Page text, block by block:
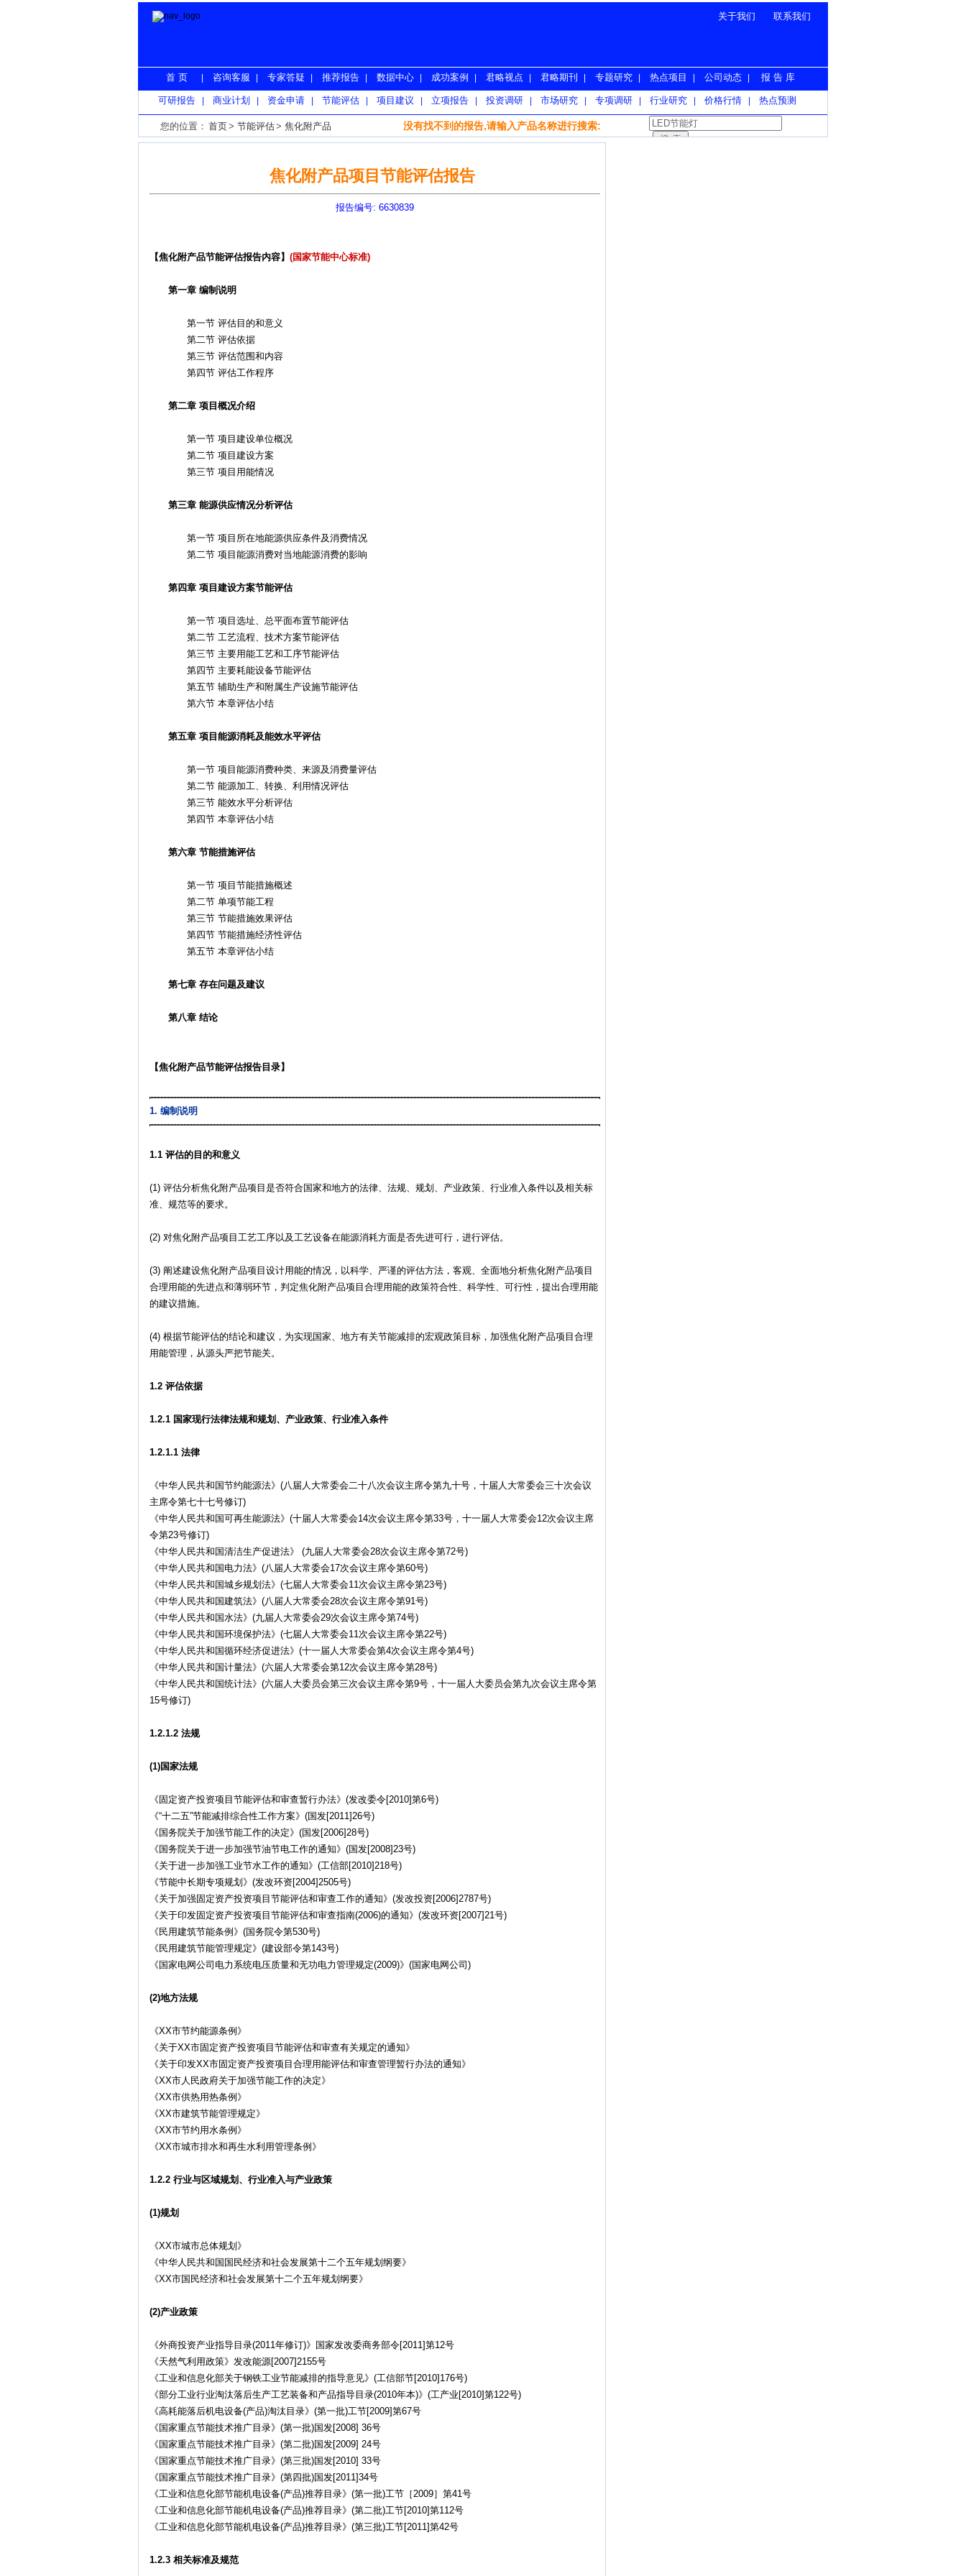
关于我们 联系我们
首 页 咨询客服 专家答疑 推荐报告 数据中心 成功案例 君略视点 君略期刊 专题研究 热点项目 公司动态 报 告 库
可研报告 商业计划 资金申请 节能评估 项目建议 立项报告 投资调研 市场研究 专项调研 行业研究 价格行情 热点预测
您的位置： 首页> 节能评估> 焦化附产品 没有找不到的报告,请输入产品名称进行搜索:
焦化附产品项目节能评估报告
报告编号: 6630839
【焦化附产品节能评估报告内容】 (国家节能中心标准)
第一章 编制说明
第一节 评估目的和意义
第二节 评估依据
第三节 评估范围和内容
第四节 评估工作程序
第二章 项目概况介绍
第一节 项目建设单位概况
第二节 项目建设方案
第三节 项目用能情况
第三章 能源供应情况分析评估
第一节 项目所在地能源供应条件及消费情况
第二节 项目能源消费对当地能源消费的影响
第四章 项目建设方案节能评估
第一节 项目选址、总平面布置节能评估
第二节 工艺流程、技术方案节能评估
第三节 主要用能工艺和工序节能评估
第四节 主要耗能设备节能评估
第五节 辅助生产和附属生产设施节能评估
第六节 本章评估小结
第五章 项目能源消耗及能效水平评估
第一节 项目能源消费种类、来源及消费量评估
第二节 能源加工、转换、利用情况评估
第三节 能效水平分析评估
第四节 本章评估小结
第六章 节能措施评估
第一节 项目节能措施概述
第二节 单项节能工程
第三节 节能措施效果评估
第四节 节能措施经济性评估
第五节 本章评估小结
第七章 存在问题及建议
第八章 结论
【焦化附产品节能评估报告目录】
1. 编制说明
1.1 评估的目的和意义
(1) 评估分析焦化附产品项目是否符合国家和地方的法律、法规、规划、产业政策、行业准入条件以及相关标
准、规范等的要求。
(2) 对焦化附产品项目工艺工序以及工艺设备在能源消耗方面是否先进可行，进行评估。
(3) 阐述建设焦化附产品项目设计用能的情况，以科学、严谨的评估方法，客观、全面地分析焦化附产品项目
合理用能的先进点和薄弱环节，判定焦化附产品项目合理用能的政策符合性、科学性、可行性，提出合理用能
的建议措施。
(4) 根据节能评估的结论和建议，为实现国家、地方有关节能减排的宏观政策目标，加强焦化附产品项目合理
用能管理，从源头严把节能关。
1.2 评估依据
1.2.1 国家现行法律法规和规划、产业政策、行业准入条件
1.2.1.1 法律
《中华人民共和国节约能源法》(八届人大常委会二十八次会议主席令第九十号，十届人大常委会三十次会议
主席令第七十七号修订)
《中华人民共和国可再生能源法》(十届人大常委会14次会议主席令第33号，十一届人大常委会12次会议主席
令第23号修订)
《中华人民共和国清洁生产促进法》 (九届人大常委会28次会议主席令第72号)
《中华人民共和国电力法》(八届人大常委会17次会议主席令第60号)
《中华人民共和国城乡规划法》(七届人大常委会11次会议主席令第23号)
《中华人民共和国建筑法》(八届人大常委会28次会议主席令第91号)
《中华人民共和国水法》(九届人大常委会29次会议主席令第74号)
《中华人民共和国环境保护法》(七届人大常委会11次会议主席令第22号)
《中华人民共和国循环经济促进法》(十一届人大常委会第4次会议主席令第4号)
《中华人民共和国计量法》(六届人大常委会第12次会议主席令第28号)
《中华人民共和国统计法》(六届人大委员会第三次会议主席令第9号，十一届人大委员会第九次会议主席令第
15号修订)
1.2.1.2 法规
(1)国家法规
《固定资产投资项目节能评估和审查暂行办法》(发改委令[2010]第6号)
《“十二五”节能减排综合性工作方案》(国发[2011]26号)
《国务院关于加强节能工作的决定》(国发[2006]28号)
《国务院关于进一步加强节油节电工作的通知》(国发[2008]23号)
《关于进一步加强工业节水工作的通知》(工信部[2010]218号)
《节能中长期专项规划》(发改环资[2004]2505号)
《关于加强固定资产投资项目节能评估和审查工作的通知》(发改投资[2006]2787号)
《关于印发固定资产投资项目节能评估和审查指南(2006)的通知》(发改环资[2007]21号)
《民用建筑节能条例》(国务院令第530号)
《民用建筑节能管理规定》(建设部令第143号)
《国家电网公司电力系统电压质量和无功电力管理规定(2009)》(国家电网公司)
(2)地方法规
《XX市节约能源条例》
《关于XX市固定资产投资项目节能评估和审查有关规定的通知》
《关于印发XX市固定资产投资项目合理用能评估和审查管理暂行办法的通知》
《XX市人民政府关于加强节能工作的决定》
《XX市供热用热条例》
《XX市建筑节能管理规定》
《XX市节约用水条例》
《XX市城市排水和再生水利用管理条例》
1.2.2 行业与区域规划、行业准入与产业政策
(1)规划
《XX市城市总体规划》
《中华人民共和国国民经济和社会发展第十二个五年规划纲要》
《XX市国民经济和社会发展第十二个五年规划纲要》
(2)产业政策
《外商投资产业指导目录(2011年修订)》国家发改委商务部令[2011]第12号
《天然气利用政策》发改能源[2007]2155号
《工业和信息化部关于钢铁工业节能减排的指导意见》(工信部节[2010]176号)
《部分工业行业淘汰落后生产工艺装备和产品指导目录(2010年本)》(工产业[2010]第122号)
《高耗能落后机电设备(产品)淘汰目录》(第一批)工节[2009]第67号
《国家重点节能技术推广目录》(第一批)国发[2008] 36号
《国家重点节能技术推广目录》(第二批)国发[2009] 24号
《国家重点节能技术推广目录》(第三批)国发[2010] 33号
《国家重点节能技术推广目录》(第四批)国发[2011]34号
《工业和信息化部节能机电设备(产品)推荐目录》(第一批)工节［2009］第41号
《工业和信息化部节能机电设备(产品)推荐目录》(第二批)工节[2010]第112号
《工业和信息化部节能机电设备(产品)推荐目录》(第三批)工节[2011]第42号
1.2.3 相关标准及规范